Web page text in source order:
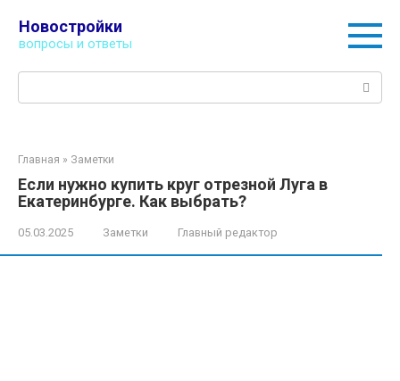
контенту
Новостройки
вопросы и ответы
Главная » Заметки
Если нужно купить круг отрезной Луга в
Екатеринбурге. Как выбрать?
05.03.2025 Заметки Главный редактор